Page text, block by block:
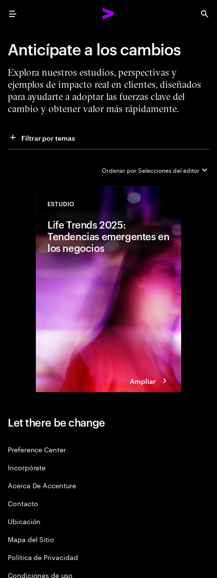
Menu
Anticípate a los cambios
Explora nuestros estudios, perspectivas y
ejemplos de impacto real en clientes, diseñados
para ayudarte a adoptar las fuerzas clave del
cambio y obtener valor más rápidamente.
Filtrar por temas
Ordenar porSelecciones del editor
ESTUDIO
Life Trends 2025:
Tendencias emergentes en
los negocios
Ampliar
Let there be change
Preference Center
Incorpórate
Acerca De Accenture
Contacto
Ubicación
Mapa del Sitio
Política de Privacidad
Condiciones de uso